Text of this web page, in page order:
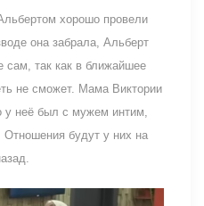
хорошо провели
она забрала, Альберт
сам, так как в ближайшее
не сможет. Мама Виктории
у неё был с мужем интим,
будут у них на